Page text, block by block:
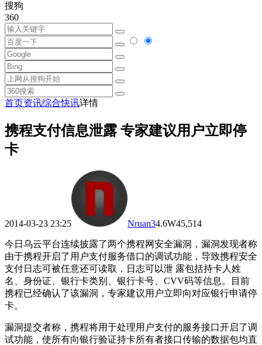
搜狗
360
首页资讯综合快讯详情
携程支付信息泄露 专家建议用户立即停
卡
2014-03-23 23:25 Nruan34.6W45,514
今日乌云平台连续披露了两个携程网安全漏洞，漏洞发现者称
由于携程开启了用户支付服务借口的调试功能，导致携程安全
支付日志可被任意还可读取，日志可以泄 露包括持卡人姓
名、身份证、银行卡类别、银行卡号、CVV码等信息。目前
携程已经确认了该漏洞，专家建议用户立即向对应银行申请停
卡。
漏洞提交者称，携程将用于处理用户支付的服务接口开启了调
试功能，使所有向银行验证持卡所有者接口传输的数据包均直